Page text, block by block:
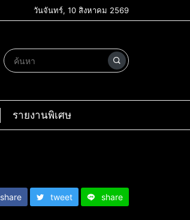
วันจันทร์, 10 สิงหาคม 2569
รายงานพิเศษ
share tweet share